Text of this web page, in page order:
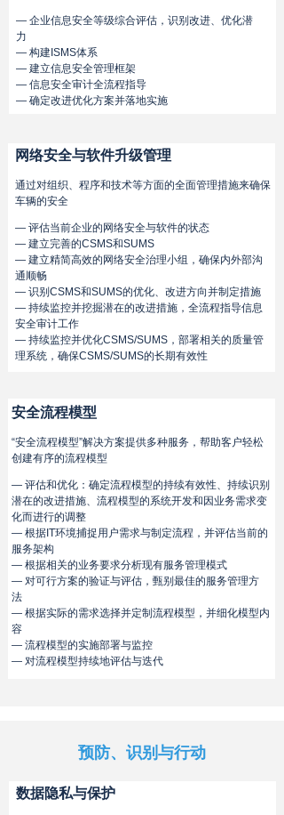
— 企业信息安全等级综合评估，识别改进、优化潜
力
— 构建ISMS体系
— 建立信息安全管理框架
— 信息安全审计全流程指导
— 确定改进优化方案并落地实施
网络安全与软件升级管理
通过对组织、程序和技术等方面的全面管理措施来确保
车辆的安全
— 评估当前企业的网络安全与软件的状态
— 建立完善的CSMS和SUMS
— 建立精简高效的网络安全治理小组，确保内外部沟
通顺畅
— 识别CSMS和SUMS的优化、改进方向并制定措施
— 持续监控并挖掘潜在的改进措施，全流程指导信息
安全审计工作
— 持续监控并优化CSMS/SUMS，部署相关的质量管
理系统，确保CSMS/SUMS的长期有效性
安全流程模型
“安全流程模型”解决方案提供多种服务，帮助客户轻松
创建有序的流程模型
— 评估和优化：确定流程模型的持续有效性、持续识别
潜在的改进措施、流程模型的系统开发和因业务需求变
化而进行的调整
— 根据IT环境捕捉用户需求与制定流程，并评估当前的
服务架构
— 根据相关的业务要求分析现有服务管理模式
— 对可行方案的验证与评估，甄别最佳的服务管理方
法
— 根据实际的需求选择并定制流程模型，并细化模型内
容
— 流程模型的实施部署与监控
— 对流程模型持续地评估与迭代
数据隐私与保护
预防、识别与行动